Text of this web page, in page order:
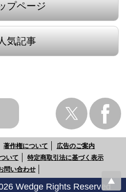
プページ
気記事
著作権について
広告のご案内
いて
特定商取引法に基づく表示
問い合わせ
Wedge Rights Reserved